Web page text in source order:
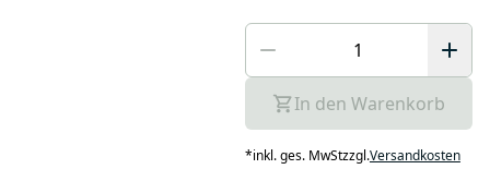
In den Warenkorb
*inkl. ges. MwStzzgl.Versandkosten